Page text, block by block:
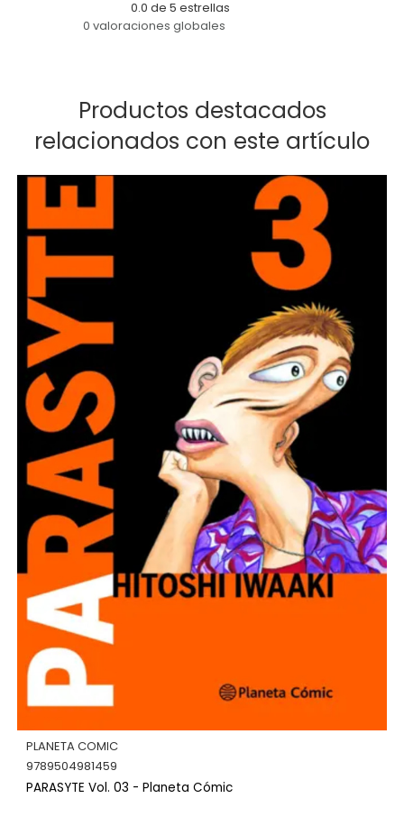
0.0 de 5 estrellas
0 valoraciones globales
Productos destacados
relacionados con este artículo
PLANETA COMIC
9789504981459
PARASYTE Vol. 03 - Planeta Cómic